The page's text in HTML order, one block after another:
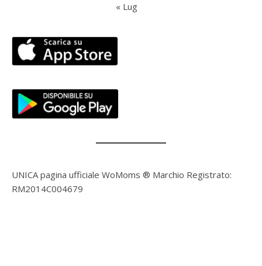
« Lug
UNICA pagina ufficiale WoMoms ® Marchio Registrato:
RM2014C004679